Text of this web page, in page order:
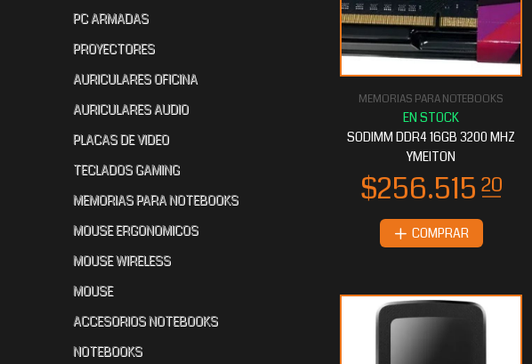
PC ARMADAS
PROYECTORES
AURICULARES OFICINA
AURICULARES AUDIO
PLACAS DE VIDEO
TECLADOS GAMING
MEMORIAS PARA NOTEBOOKS
MOUSE ERGONOMICOS
MOUSE WIRELESS
MOUSE
ACCESORIOS NOTEBOOKS
NOTEBOOKS
MEMORIAS PARA NOTEBOOKS
SODIMM DDR4 16GB 3200 MHZ
YMEITON
COMPRAR
$206.11575 $206.115